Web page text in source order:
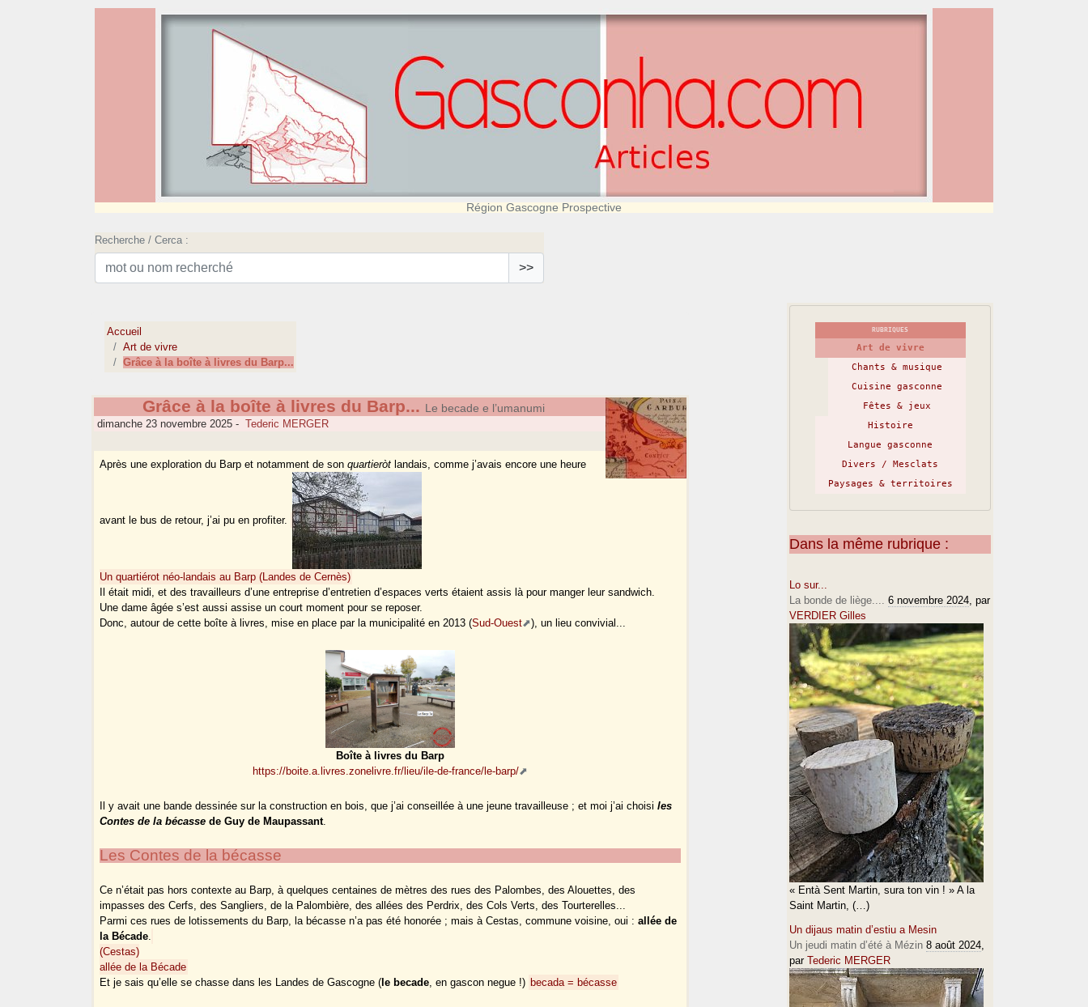
Région Gascogne Prospective
Recherche / Cerca :
>>
Accueil
Art de vivre
Grâce à la boîte à livres du Barp...
Grâce à la boîte à livres du Barp... Le becade e l’umanumi
dimanche 23 novembre 2025 - Tederic MERGER
Après une exploration du Barp et notamment de sonquartieròt landais, comme j’avais encore une heure
avant le bus de retour, j’ai pu en profiter.
Un quartiérot néo-landais au Barp (Landes de Cernès)
Il était midi, et des travailleurs d’une entreprise d’entretien d’espaces verts étaient assis là pour manger leur sandwich.
Une dame âgée s’est aussi assise un court moment pour se reposer.
Donc, autour de cette boîte à livres, mise en place par la municipalité en 2013 (Sud-Ouest ), un lieu convivial...
Boîte à livres du Barp
https://boite.a.livres.zonelivre.fr/lieu/ile-de-france/le-barp/
Il y avait une bande dessinée sur la construction en bois, que j’ai conseillée à une jeune travailleuse ; et moi j’ai choisiles
Contes de la bécasse de Guy de Maupassant.
Les Contes de la bécasse
Ce n’était pas hors contexte au Barp, à quelques centaines de mètres des rues des Palombes, des Alouettes, des
impasses des Cerfs, des Sangliers, de la Palombière, des allées des Perdrix, des Cols Verts, des Tourterelles...
Parmi ces rues de lotissements du Barp, la bécasse n’a pas été honorée ; mais à Cestas, commune voisine, oui :allée de
la Bécade.
(Cestas)
allée de la Bécade
Et je sais qu’elle se chasse dans les Landes de Gascogne ( le becade, en gascon negue !) becada = bécasse
RUBRIQUES
Art de vivre
Chants & musique
Cuisine gasconne
Fêtes & jeux
Histoire
Langue gasconne
Divers / Mesclats
Paysages & territoires
Dans la même rubrique :
Lo sur...
La bonde de liège.... 6 novembre 2024, par
VERDIER Gilles
« Entà Sent Martin, sura ton vin ! » A la
Saint Martin, (…)
Un dijaus matin d’estiu a Mesin
Un jeudi matin d’été à Mézin 8 août 2024,
par Tederic MERGER